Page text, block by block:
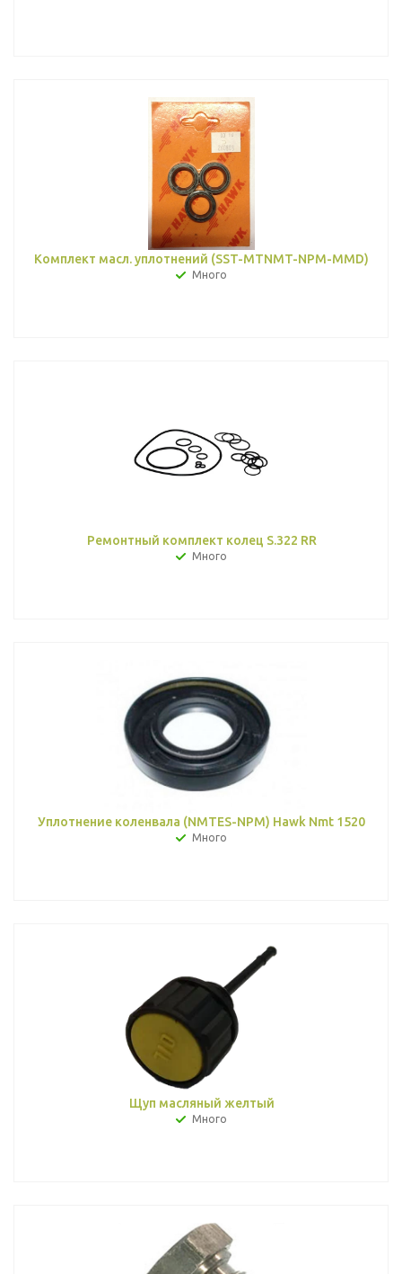
Комплект масл. уплотнений (SST-MTNMT-NPM-MMD)
Много
Ремонтный комплект колец S.322 RR
Много
Уплотнение коленвала (NMTES-NPM) Hawk Nmt 1520
Много
Щуп масляный желтый
Много